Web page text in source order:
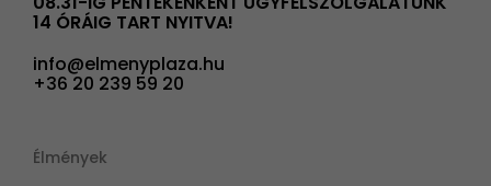
14 ÓRÁIG TART NYITVA!
info@elmenyplaza.hu
+36 20 239 59 20
Élmények